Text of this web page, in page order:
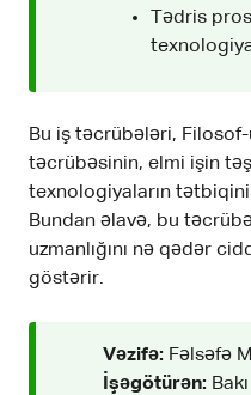
Tədris
Bu iş təcrübələri,
təcrübəsinin, elmi işin
texnologiyaların
Bundan əlavə, bu
uzmanlığını nə qədər
göstərir.
Vəzifə: Fəlsəfə
İşəgötürən: